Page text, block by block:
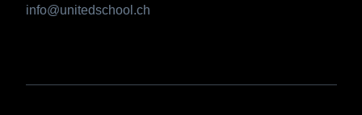
info@unitedschool.ch